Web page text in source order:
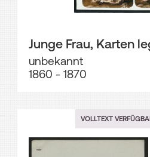
Junge Frau, Karten
unbekannt
1860 - 1870
VOLLTEXT